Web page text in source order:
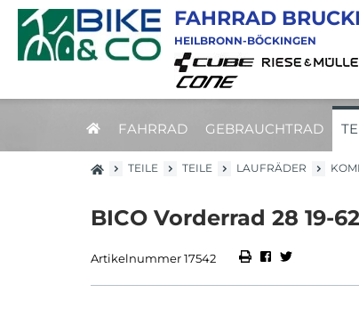
FAHRRAD GEBRAUCHTRAD
FAHRRAD
HEILBRONN-BÖCKINGEN
TEILE TEILE LAUFRÄDER
BICO Vorderrad 28 19-
Artikelnummer 17542